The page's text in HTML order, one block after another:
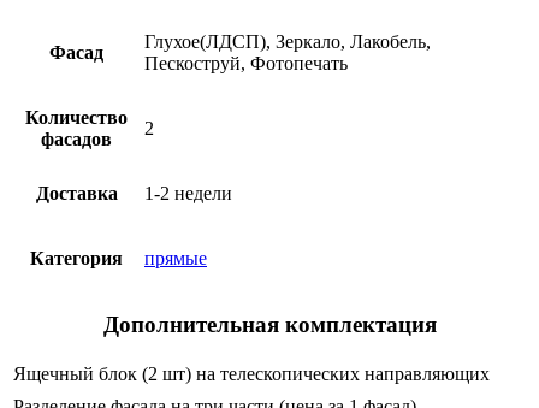
Фасад
Глухое(ЛДСП), Зеркало, Лакобель,
Пескоструй, Фотопечать
Количество
фасадов
2
Доставка 1-2 недели
Категория прямые
Дополнительная комплектация
Ящечный блок (2 шт) на телескопических направляющих